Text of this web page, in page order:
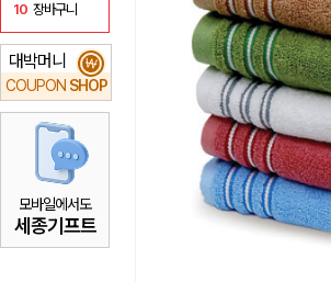
10 장바구니
대박머니
COUPON SHOP
₩
모바일에서도
세종기프트